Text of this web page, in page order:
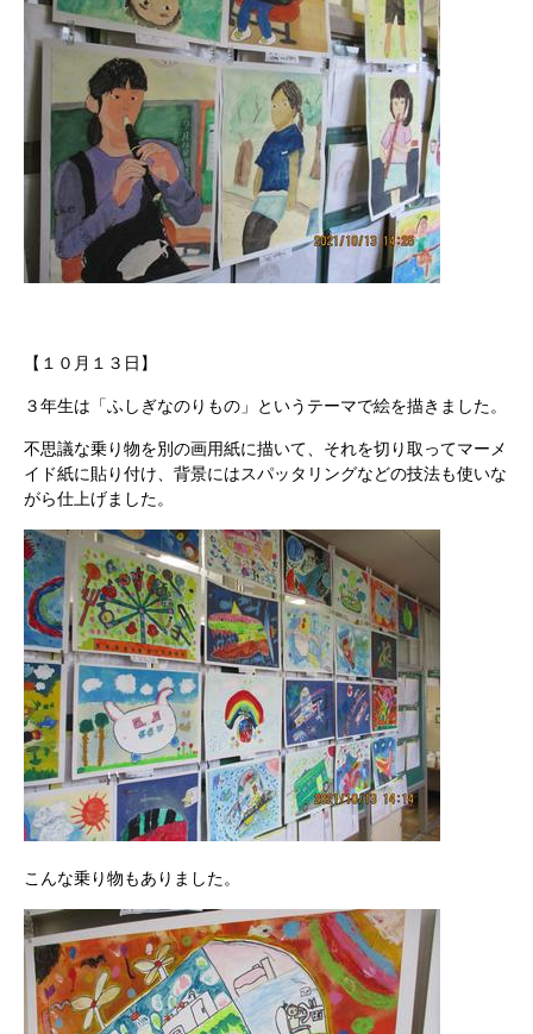
【１０月１３日】
３年生は「ふしぎなのりもの」というテーマで絵を描きました。
不思議な乗り物を別の画用紙に描いて、それを切り取ってマーメ
イド紙に貼り付け、背景にはスパッタリングなどの技法も使いな
がら仕上げました。
こんな乗り物もありました。